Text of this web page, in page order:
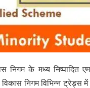
के मध्य निष्पादित
निगम विभिन्न ट्रेड्स में